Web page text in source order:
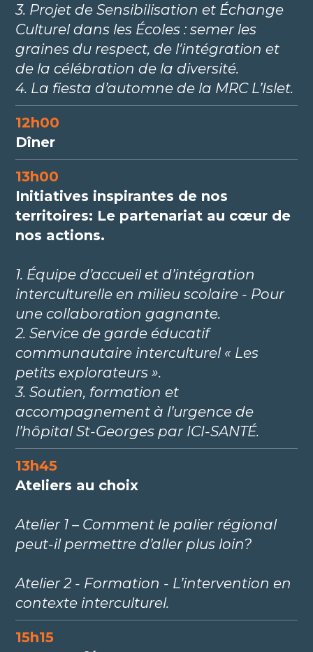
3. Projet de Sensibilisation et Échange
Culturel dans les Écoles : semer les
graines du respect, de l'intégration et
de la célébration de la diversité.
4. La fiesta d’automne de la MRC L’Islet.
12h00
Dîner
13h00
Initiatives inspirantes de nos
territoires: Le partenariat au cœur de
nos actions.
1. Équipe d’accueil et d’intégration
interculturelle en milieu scolaire - Pour
une collaboration gagnante.
2. Service de garde éducatif
communautaire interculturel « Les
petits explorateurs ».
3. Soutien, formation et
accompagnement à l’urgence de
l’hôpital St-Georges par ICI-SANTÉ.
13h45
Ateliers au choix
Atelier 1 – Comment le palier régional
peut-il permettre d’aller plus loin?
Atelier 2 - Formation - L’intervention en
contexte interculturel.
15h15